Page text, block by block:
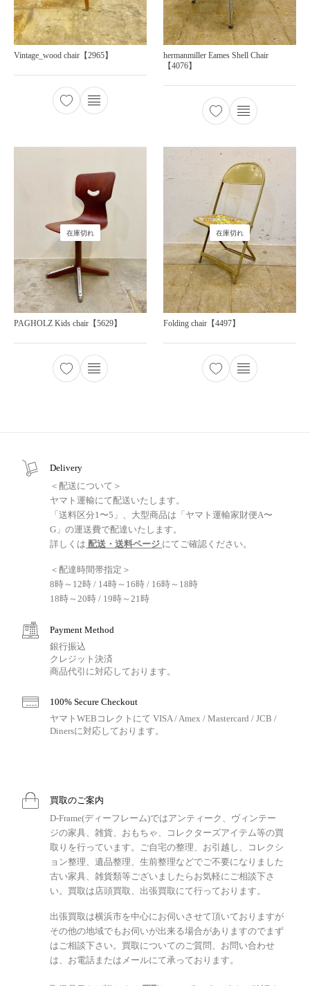
Vintage_wood chair【2965】
hermanmiller Eames Shell Chair
【4076】
在庫切れ
PAGHOLZ Kids chair【5629】
在庫切れ
Folding chair【4497】
Delivery
＜配送について＞
ヤマト運輸にて配送いたします。
「送料区分1〜5」、大型商品は「ヤマト運輸家財便A〜
G」の運送費で配達いたします。
詳しくは 配送・送料ページ にてご確認ください。
＜配達時間帯指定＞
8時～12時 / 14時～16時 / 16時～18時
18時～20時 / 19時～21時
Payment Method
銀行振込
クレジット決済
商品代引に対応しております。
100% Secure Checkout
ヤマトWEBコレクトにて VISA / Amex / Mastercard / JCB /
Dinersに対応しております。
買取のご案内
D-Frame(ディーフレーム)ではアンティーク、ヴィンテー
ジの家具、雑貨、おもちゃ、コレクターズアイテム等の買
取りを行っています。ご自宅の整理、お引越し、コレクシ
ョン整理、遺品整理、生前整理などでご不要になりました
古い家具、雑貨類等ございましたらお気軽にご相談下さ
い。買取は店頭買取、出張買取にて行っております。
出張買取は横浜市を中心にお伺いさせて頂いておりますが
その他の地域でもお伺いが出来る場合がありますのでまず
はご相談下さい。買取についてのご質問、お問い合わせ
は、お電話またはメールにて承っております。